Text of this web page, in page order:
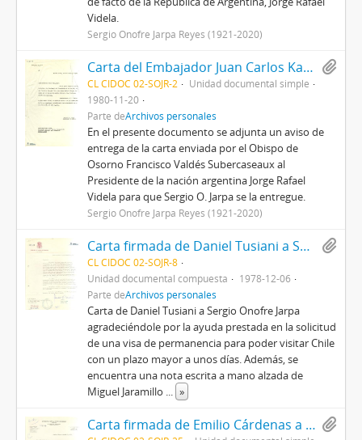
Videla.
Sergio Onofre Jarpa Reyes (1921-2020)
Carta del Embajador Juan Carlos Katzenstein a Sergio Onofre Jarpa
CL CIDOC 02-SOJR-2
Unidad documental simple
1980-11-20
Parte deArchivos personales
En el presente documento se adjunta un aviso de
entrega de la carta enviada por el Obispo de
Osorno Francisco Valdés Subercaseaux al
Presidente de la nación argentina Jorge Rafael
Videla para que Sergio O. Jarpa se la entregue.
Sergio Onofre Jarpa Reyes (1921-2020)
Carta firmada de Daniel Tusiani a Sergio Onofre Jarpa con documentación adjunta.
CL CIDOC 02-SOJR-8
Unidad documental compuesta
1978-12-06
Parte deArchivos personales
Carta de Daniel Tusiani a Sergio Onofre Jarpa
agradeciéndole por la ayuda prestada en la solicitud
de una visa de permanencia para poder visitar Chile
con un plazo mayor a unos días. Además, se
encuentra una nota escrita a mano alzada de
Miguel Jaramillo ... »
Carta firmada de Emilio Cárdenas a Sergio Onofre Jarpa